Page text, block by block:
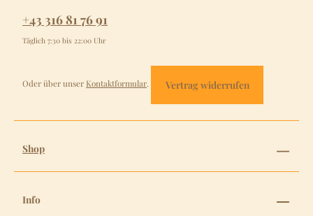
+43 316 81 76 91
Täglich 7:30 bis 22:00 Uhr
Oder über unser Kontaktformular. Vertrag widerrufen
Shop
Info